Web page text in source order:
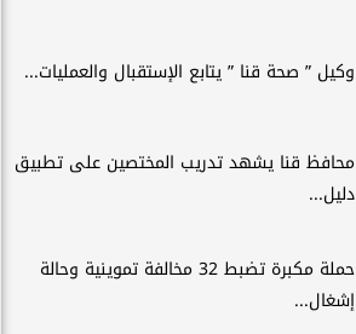
وكيل ” صحة قنا ” يتابع الإستقبال والعمليات...
محافظ قنا يشهد تدريب المختصين على تطبيق
دليل...
حملة مكبرة تضبط 32 مخالفة تموينية وحالة
إشغال...